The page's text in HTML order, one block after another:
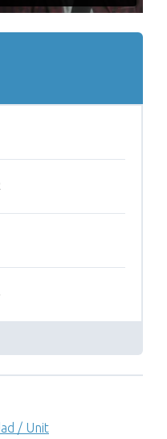
/ Unit